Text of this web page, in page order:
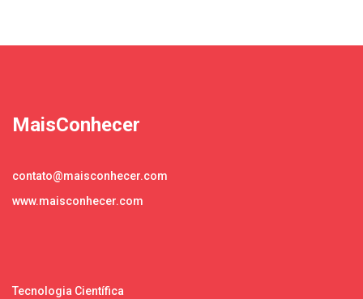
MaisConhecer
contato@maisconhecer.com
www.maisconhecer.com
Tecnologia Científica